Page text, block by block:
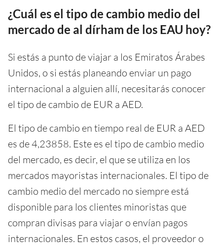
¿Cuál es el tipo de cambio medio del
mercado de al dírham de los EAU hoy?
Si estás a punto de viajar a los Emiratos Árabes
Unidos, o si estás planeando enviar un pago
internacional a alguien allí, necesitarás conocer
el tipo de cambio de EUR a AED.
El tipo de cambio en tiempo real de EUR a AED
es de 4,23858. Este es el tipo de cambio medio
del mercado, es decir, el que se utiliza en los
mercados mayoristas internacionales. El tipo de
cambio medio del mercado no siempre está
disponible para los clientes minoristas que
compran divisas para viajar o envían pagos
internacionales. En estos casos, el proveedor o